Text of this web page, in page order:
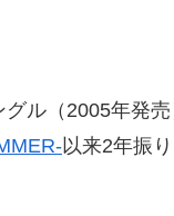
グル（2005年発
以来2年振り